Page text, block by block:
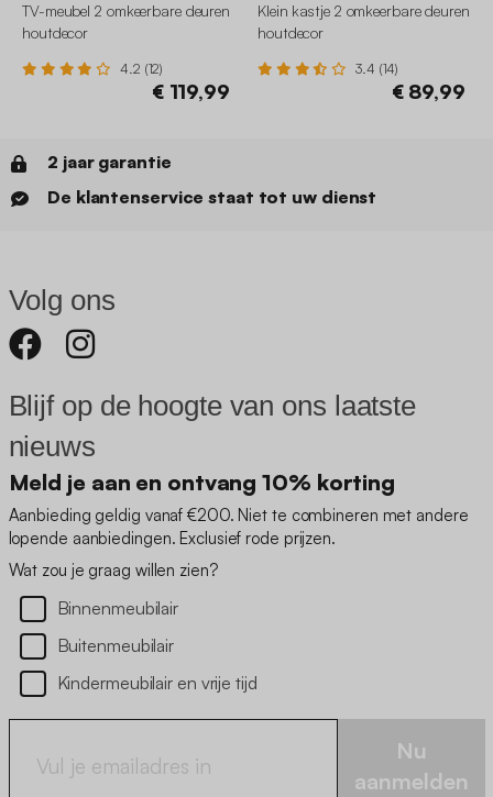
TV-meubel 2 omkeerbare deuren
houtdecor
4.2 (12)
€ 119,99
Klein kastje 2 omkeerbare deuren
houtdecor
3.4 (14)
€ 89,99
2 jaar garantie
De klantenservice staat tot uw dienst
Volg ons
Blijf op de hoogte van ons laatste
nieuws
Meld je aan en ontvang 10% korting
Aanbieding geldig vanaf €200. Niet te combineren met andere
lopende aanbiedingen. Exclusief rode prijzen.
Wat zou je graag willen zien?
Binnenmeubilair
Buitenmeubilair
Kindermeubilair en vrije tijd
Nu
aanmelden